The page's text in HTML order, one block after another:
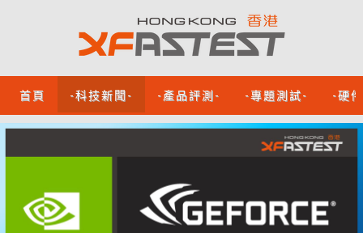
首頁 -科技新聞- -產品評測- -專題測試- -硬